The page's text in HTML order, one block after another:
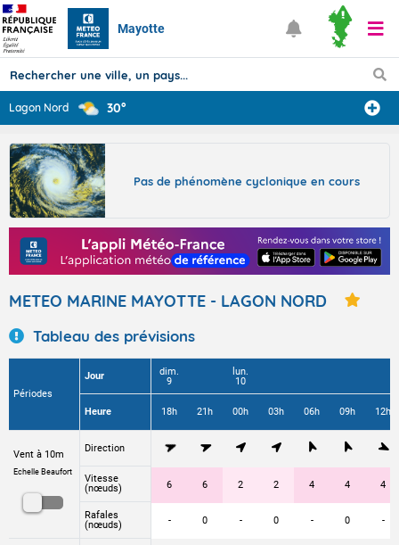
Mayotte
Prévisions
TOUS LES RÉSULTATS
Articles
Lagon Nord 30°
Pas de phénomène cyclonique en cours
METEO MARINE MAYOTTE - LAGON NORD
Tableau des prévisions
Périodes
Jour
Heure
Vent à 10m
Echelle Beaufort
Direction
Vitesse
(nœuds)
Rafales
(nœuds)
dim.
9
lun.
10
18h 21h 00h 03h 06h 09h 12h
6 6 2 2 4 4 4
- 0 - 0 - 0 -